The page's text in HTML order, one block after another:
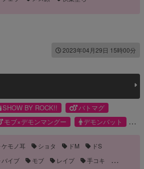
2023年04月29日 15時00分
SHOW BY ROCK!!
バトマグ
モブ×デモンマングー
デモンバット
ケモノ耳 ショタ ドM
ドS
バイブ
モブ レイプ
手コキ